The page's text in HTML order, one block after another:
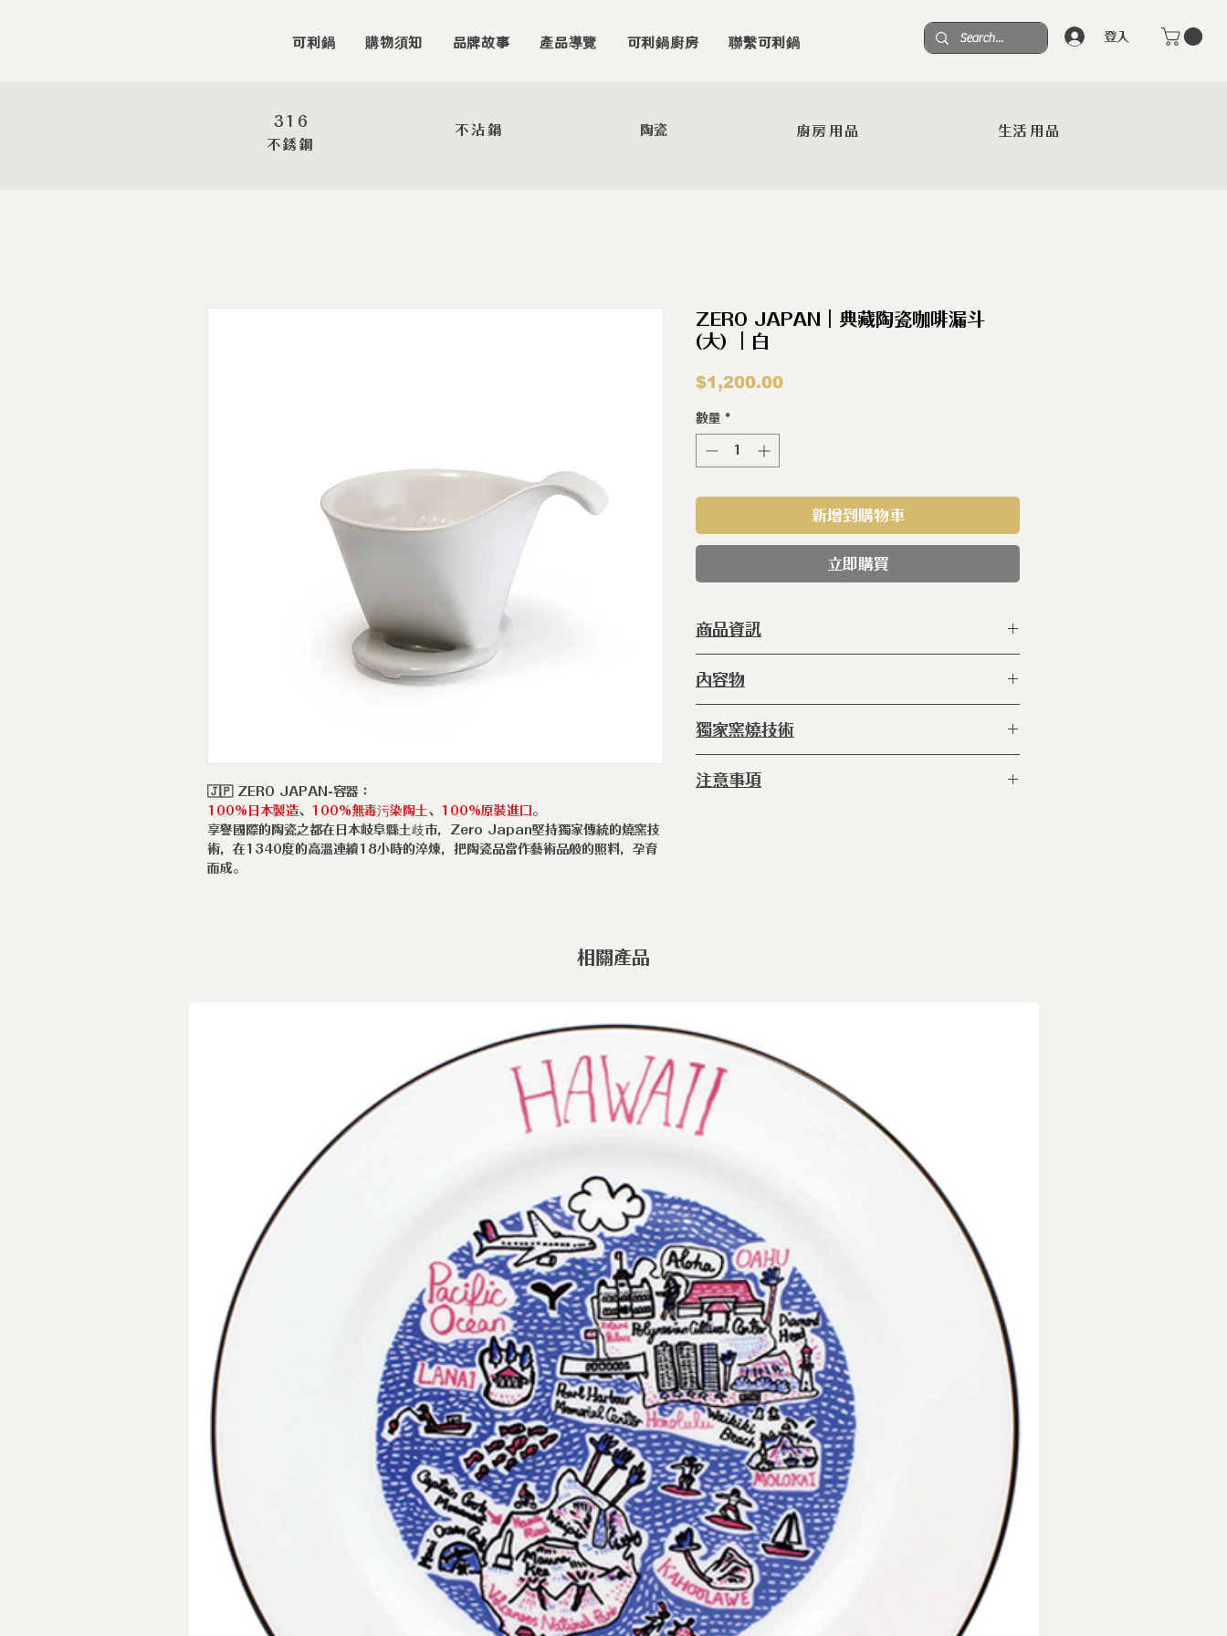
登入
可利鍋 購物須知 品牌故事 產品導覽 可利鍋廚房 聯繫可利鍋
🇯🇵 ZERO JAPAN-容器：
100%日本製造、 100%無毒污染陶土、 100%原裝進口 。
享譽國際的陶瓷之都在日本岐阜縣土歧市，Zero Japan堅持獨家傳統的燒窯技
術，在1340度的高溫連續18小時的淬煉，把陶瓷品當作藝術品般的照料，孕育
而成。
ZERO JAPAN｜典藏陶瓷咖啡漏斗
(大) ｜白
$1,200.00價
數量 *
新增到購物車
立即購買
商品資訊
種 類 ：
塗 層 ：手工製作無任何塗層
尺 寸 ：117 x 152 x 103 h (毫米)
產 地 ：日本
內容物
獨家窯燒技術
放進爐內1340℃的高溫燒18小時 (上釉後)
注意事項
316
​不銹鋼
陶瓷
不沾鍋 廚房用品 生活用品
相關產品